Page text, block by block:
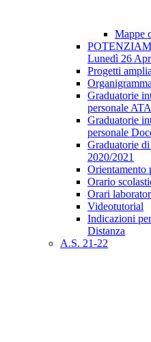
Mappe
Lunedì 26
Progetti
Graduatorie
personale
Graduatorie
personale
Graduatorie
2020/2021
Orientamento
Orario
Orari
Videotutorial
Indicazioni
Distanza
A.S. 21-22